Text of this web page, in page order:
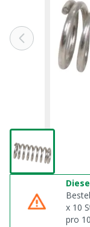
x 10
pro 10